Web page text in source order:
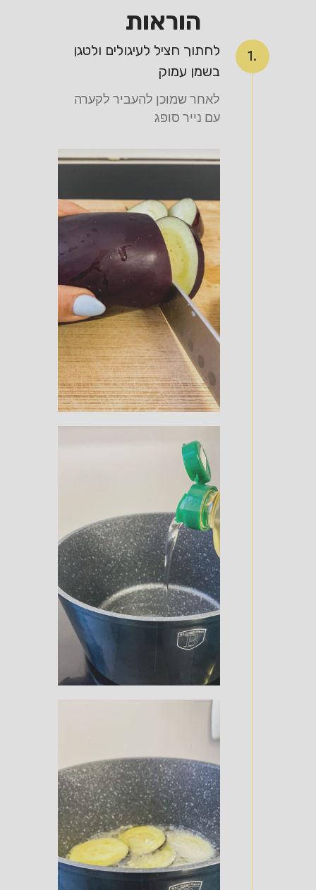
הוראות
1.
לחתוך חציל לעיגולים ולטגן
בשמן עמוק
לאחר שמוכן להעביר לקערה
עם נייר סופג